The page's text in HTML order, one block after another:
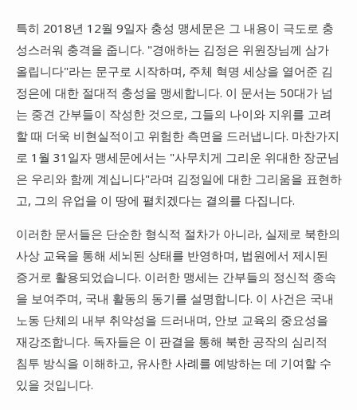
특히 2018년 12월 9일자 충성 맹세문은 그 내용이 극도로 충
성스러워 충격을 줍니다. "경애하는 김정은 위원장님께 삼가
올립니다"라는 문구로 시작하며, 주체 혁명 세상을 열어준 김
정은에 대한 절대적 충성을 맹세합니다. 이 문서는 50대가 넘
는 중견 간부들이 작성한 것으로, 그들의 나이와 지위를 고려
할 때 더욱 비현실적이고 위험한 측면을 드러냅니다. 마찬가지
로 1월 31일자 맹세문에서는 "사무치게 그리운 위대한 장군님
은 우리와 함께 계십니다"라며 김정일에 대한 그리움을 표현하
고, 그의 유업을 이 땅에 펼치겠다는 결의를 다집니다.
이러한 문서들은 단순한 형식적 절차가 아니라, 실제로 북한의
사상 교육을 통해 세뇌된 상태를 반영하며, 법원에서 제시된
증거로 활용되었습니다. 이러한 맹세는 간부들의 정신적 종속
을 보여주며, 국내 활동의 동기를 설명합니다. 이 사건은 국내
노동 단체의 내부 취약성을 드러내며, 안보 교육의 중요성을
재강조합니다. 독자들은 이 판결을 통해 북한 공작의 심리적
침투 방식을 이해하고, 유사한 사례를 예방하는 데 기여할 수
있을 것입니다.